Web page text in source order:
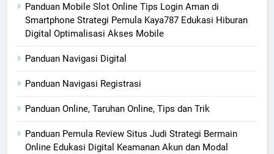
Panduan Mobile Slot Online Tips Login Aman di
Smartphone Strategi Pemula Kaya787 Edukasi Hiburan
Digital Optimalisasi Akses Mobile
Panduan Navigasi Digital
Panduan Navigasi Registrasi
Panduan Online, Taruhan Online, Tips dan Trik
Panduan Pemula Review Situs Judi Strategi Bermain
Online Edukasi Digital Keamanan Akun dan Modal